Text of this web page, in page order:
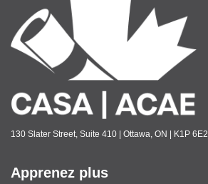
130 Slater Street, Suite 410 | Ottawa, ON | K1P 6E2
Apprenez plus